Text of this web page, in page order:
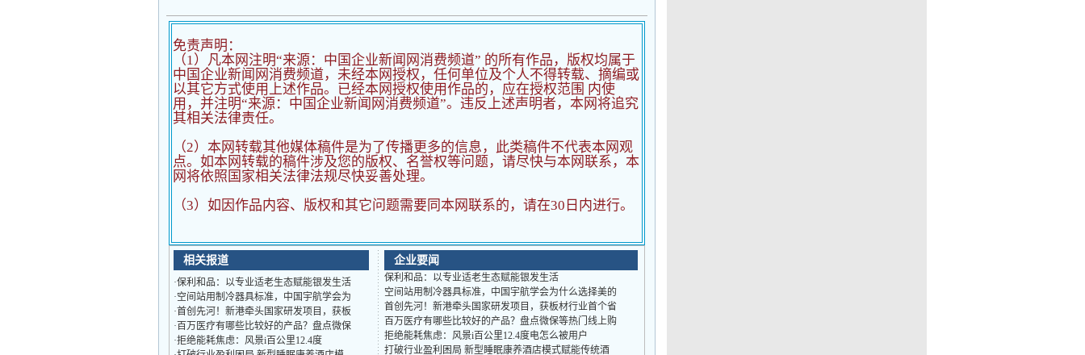
免责声明：
（1）凡本网注明“来源：中国企业新闻网消费频道” 的所有作品，版权均属于
中国企业新闻网消费频道，未经本网授权，任何单位及个人不得转载、摘编或
以其它方式使用上述作品。已经本网授权使用作品的，应在授权范围 内使
用，并注明“来源：中国企业新闻网消费频道”。违反上述声明者，本网将追究
其相关法律责任。
（2） 本网转载其他媒体稿件是为了传播更多的信息，此类稿件不代表本网观
点。如本网转载的稿件涉及您的版权、名誉权等问题，请尽快与本网联系，本
网将依照国家相关法律法规尽快妥善处理。
（3）如因作品内容、版权和其它问题需要同本网联系的，请在30日内进行。
相关报道
·保利和品：以专业适老生态赋能银发生活
·空间站用制冷器具标准，中国宇航学会为
·首创先河！新港牵头国家研发项目，获板
· 百万医疗有哪些比较好的产品？盘点微保
·拒绝能耗焦虑：风景i百公里12.4度
企业要闻
保利和品：以专业适老生态赋能银发生活
空间站用制冷器具标准，中国宇航学会为什么选择美的
首创先河！新港牵头国家研发项目，获板材行业首个省
百万医疗有哪些比较好的产品？盘点微保等热门线上购
拒绝能耗焦虑：风景i百公里12.4度电怎么被用户
打破行业盈利困局 新型睡眠康养酒店模式赋能传统酒